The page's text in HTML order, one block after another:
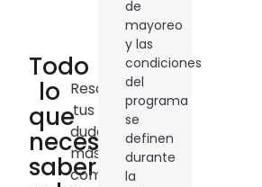
Todo
lo
que
necesitas
saber
Resolvemos
tus
dudas
más
comunes
de
mayoreo
y las
condiciones
del
programa
se
definen
durante
la